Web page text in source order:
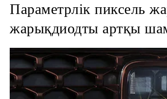
Параметрлік пиксель
жарықдиодты артқы